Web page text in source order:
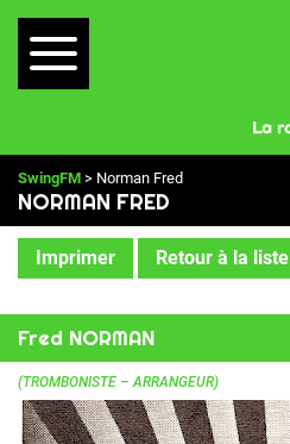
SwingFM > Norman Fred
NORMAN FRED
Imprimer Retour à la liste
Fred NORMAN
(TROMBONISTE – ARRANGEUR)